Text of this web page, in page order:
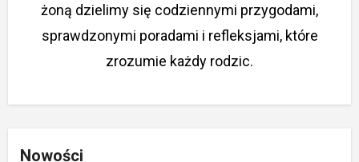
żoną dzielimy się codziennymi przygodami,
sprawdzonymi poradami i refleksjami, które
zrozumie każdy rodzic.
Nowości